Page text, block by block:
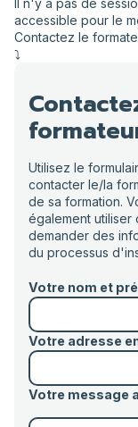
Il n'y a pas de
accessible pour le
Contactez le
⤵️
Utilisez le
contacter le/la
de sa formation.
également utiliser
demander des
du processus
Votre nom et
Votre adresse
Votre message